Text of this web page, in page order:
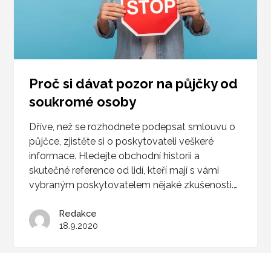
Proč si dávat pozor na půjčky od
soukromé osoby
Dříve, než se rozhodnete podepsat smlouvu o
půjčce, zjistěte si o poskytovateli veškeré
informace. Hledejte obchodní historii a
skutečné reference od lidí, kteří mají s vámi
vybraným poskytovatelem nějaké zkušenosti.…
Redakce
18.9.2020